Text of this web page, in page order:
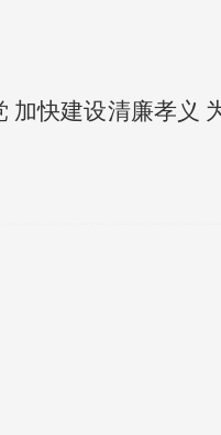
加快建设清廉孝义